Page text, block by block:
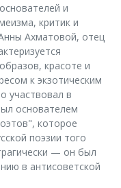
и
критик и
Ахматовой, отец
красоте и
к экзотическим
участвовал в
основателем
которое
поэзии того
— он был
в антисоветской